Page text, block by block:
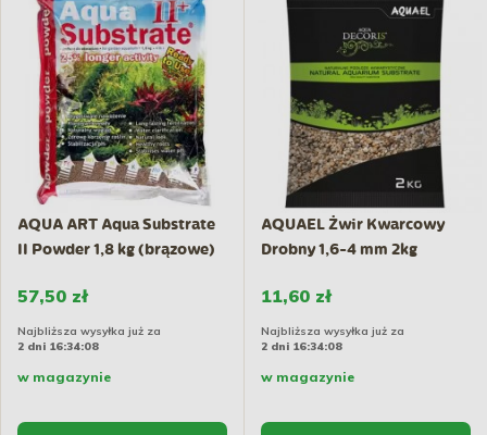
AQUA ART Aqua Substrate
II Powder 1,8 kg (brązowe)
57,50 zł
Najbliższa wysyłka już za
2 dni 16:34:07
w magazynie
AQUAEL Żwir Kwarcowy
Drobny 1,6-4 mm 2kg
11,60 zł
Najbliższa wysyłka już za
2 dni 16:34:07
w magazynie